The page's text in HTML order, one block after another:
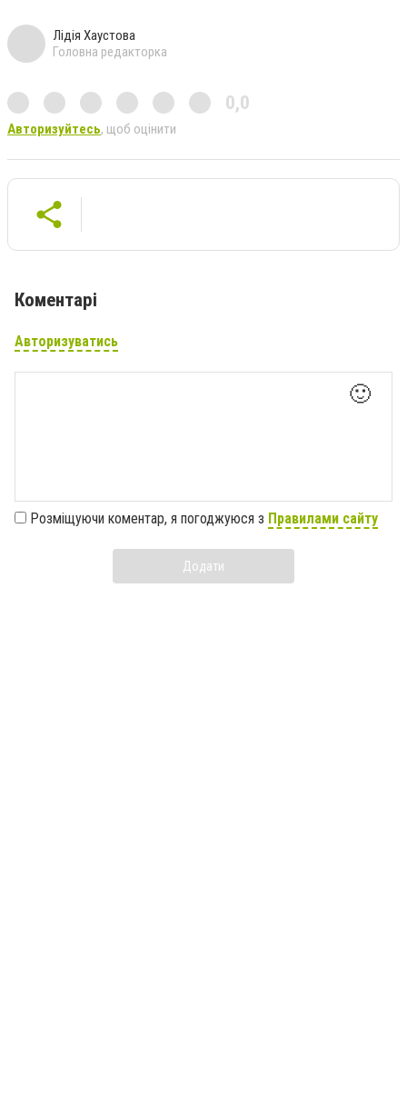
Лідія Хаустова
Головна редакторка
0,0
Авторизуйтесь, щоб оцінити
Коментарі
Авторизуватись
🙂
Розміщуючи коментар, я погоджуюся з Правилами сайту
Додати